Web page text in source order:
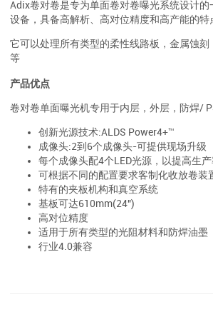
Adix卷对卷是专为单面卷对卷曝光系统设计的
设备，具备高解析、高对位精度和高产能的特
它可以处理所有类型的柔性线路板，金属蚀
等
产品优点
卷对卷单面曝光机专用于内层，外层，防焊/
创新光源技术:ALDS Power4+™
成像头:2到6个成像头-可提供现场升级
每个成像头配4个LED光源，以提高生
可根据不同的配置要求客制化收放卷装
特有的夹板机构和真空系统
基板可达610mm(24")
高对位精度
适用于所有类型的光阻材料和防焊油墨
行业4.0兼容